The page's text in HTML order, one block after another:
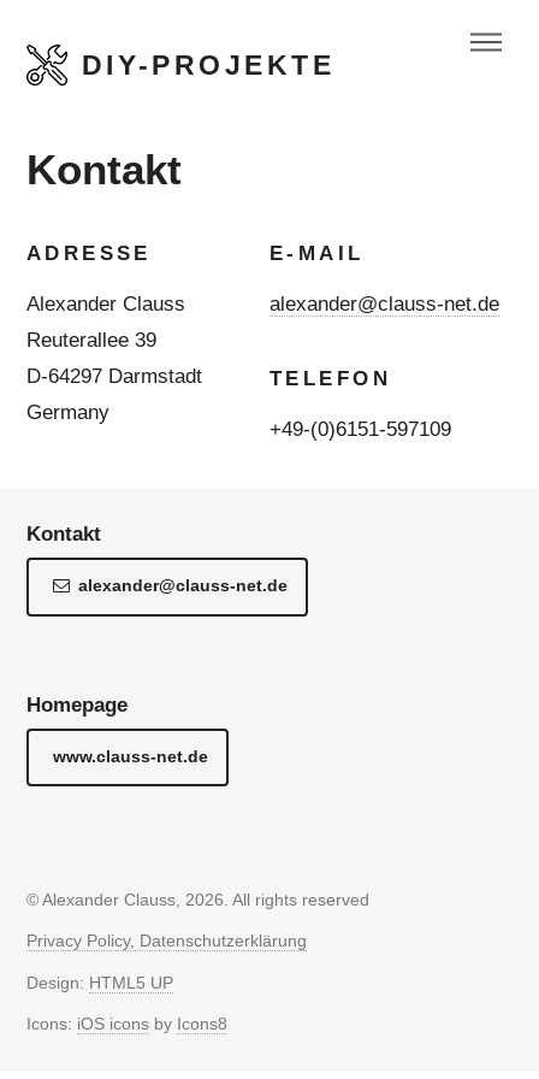
DIY-PROJEKTE
Kontakt
ADRESSE
Alexander Clauss
Reuterallee 39
D-64297 Darmstadt
Germany
E-MAIL
alexander@clauss-net.de
TELEFON
+49-(0)6151-597109
Homepage
www.clauss-net.de
Kontakt
alexander@clauss-net.de
© Alexander Clauss, 2026. All rights reserved
Privacy Policy, Datenschutzerklärung
Design: HTML5 UP
Icons: iOS iconsby Icons8